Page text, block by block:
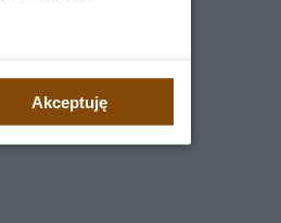
Akceptuję